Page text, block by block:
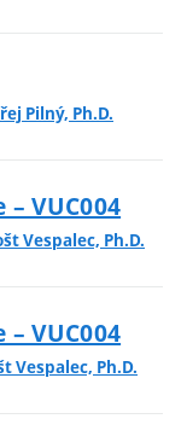
Pilný, Ph.D.
VUC004
Vespalec, Ph.D.
VUC004
Vespalec, Ph.D.